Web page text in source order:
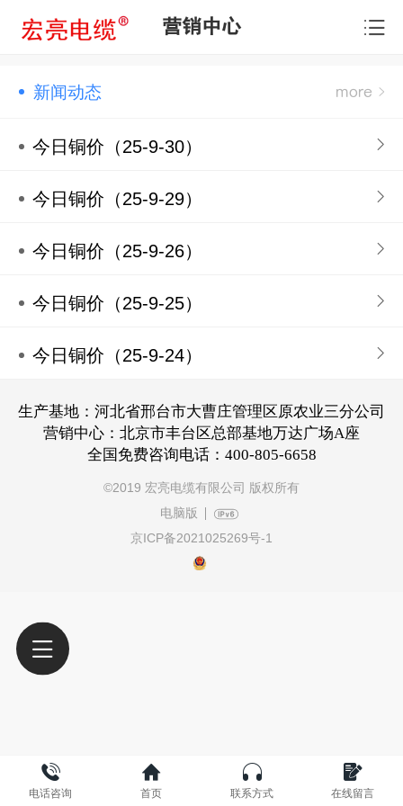
营销中心
新闻动态
今日铜价（25-9-30）
今日铜价（25-9-29）
今日铜价（25-9-26）
今日铜价（25-9-25）
今日铜价（25-9-24）
生产基地：河北省邢台市大曹庄管理区原农业三分公司
营销中心：北京市丰台区总部基地万达广场A座
全国免费咨询电话：400-805-6658
©2019 宏亮电缆有限公司 版权所有
电脑版
京ICP备2021025269号-1
电话咨询 首页 联系方式 在线留言